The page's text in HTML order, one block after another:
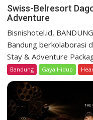
Swiss-Belresort
Adventure
Bisnishotel.id,
Bandung berkolaborasi
Stay & Adventure
Bandung Gaya Hidup